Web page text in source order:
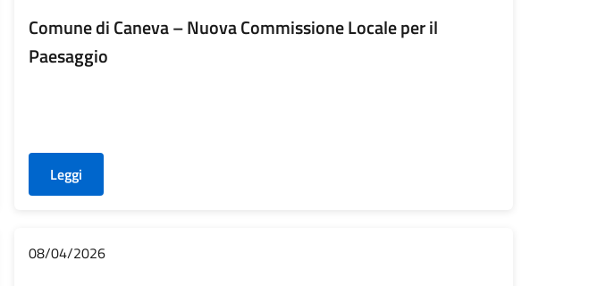
Comune di Caneva – Nuova Commissione Locale per il
Paesaggio
Leggi
08/04/2026